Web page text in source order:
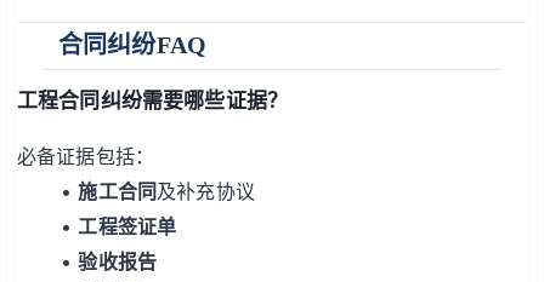
合同纠纷FAQ
工程合同纠纷需要哪些证据？
必备证据包括：
•施工合同及补充协议
• 工程签证单
•验收报告